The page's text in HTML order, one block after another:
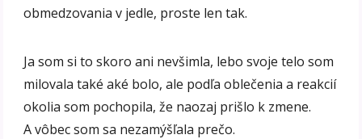
obmedzovania v jedle, proste len tak.
Ja som si to skoro ani nevšimla, lebo svoje telo som
milovala také aké bolo, ale podľa oblečenia a reakcií
okolia som pochopila, že naozaj prišlo k zmene.
A vôbec som sa nezamýšľala prečo.